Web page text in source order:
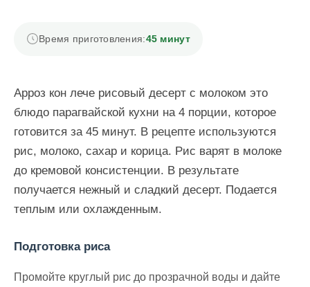
Время приготовления:45 минут
Арроз кон лече рисовый десерт с молоком это
блюдо парагвайской кухни на 4 порции, которое
готовится за 45 минут. В рецепте используются
рис, молоко, сахар и корица. Рис варят в молоке
до кремовой консистенции. В результате
получается нежный и сладкий десерт. Подается
теплым или охлажденным.
Подготовка риса
Промойте круглый рис до прозрачной воды и дайте